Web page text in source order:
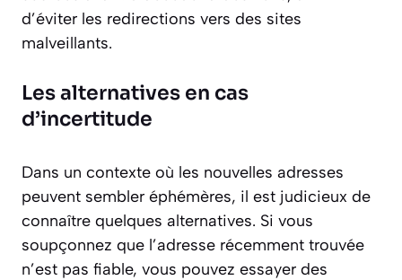
d’éviter les redirections vers des sites
malveillants.
Les alternatives en cas
d’incertitude
Dans un contexte où les nouvelles adresses
peuvent sembler éphémères, il est judicieux de
connaître quelques alternatives. Si vous
soupçonnez que l’adresse récemment trouvée
n’est pas fiable, vous pouvez essayer des